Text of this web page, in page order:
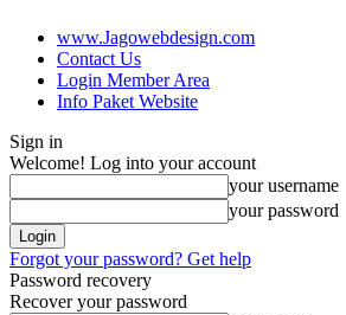
www.Jagowebdesign.com
Contact Us
Login Member Area
Info Paket Website
Sign in
Welcome! Log into your account
your username
your password
Forgot your password? Get help
Password recovery
Recover your password